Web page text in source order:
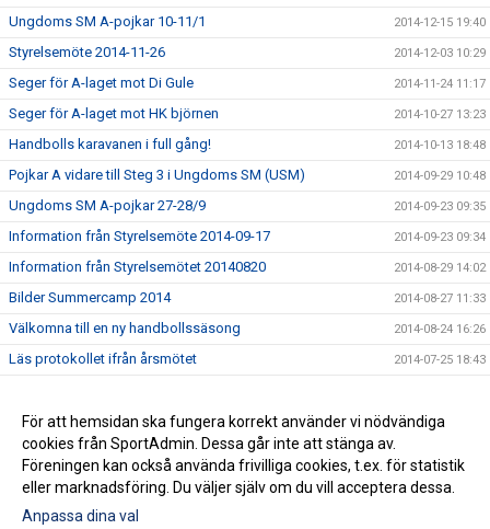
Ungdoms SM A-pojkar 10-11/1 2014-12-15 19:40
Styrelsemöte 2014-11-26 2014-12-03 10:29
Seger för A-laget mot Di Gule 2014-11-24 11:17
Seger för A-laget mot HK björnen 2014-10-27 13:23
Handbolls karavanen i full gång! 2014-10-13 18:48
Pojkar A vidare till Steg 3 i Ungdoms SM (USM) 2014-09-29 10:48
Ungdoms SM A-pojkar 27-28/9 2014-09-23 09:35
Information från Styrelsemöte 2014-09-17 2014-09-23 09:34
Information från Styrelsemötet 20140820 2014-08-29 14:02
Bilder Summercamp 2014 2014-08-27 11:33
Välkomna till en ny handbollssäsong 2014-08-24 16:26
Läs protokollet ifrån årsmötet 2014-07-25 18:43
Handbollens dag 2014 2014-06-02 12:44
Styrelseprotokoll 2014-04-24 2014-06-01 12:45
För att hemsidan ska fungera korrekt använder vi nödvändiga
cookies från SportAdmin. Dessa går inte att stänga av.
Föreningen kan också använda frivilliga cookies, t.ex. för statistik
eller marknadsföring. Du väljer själv om du vill acceptera dessa.
Anpassa dina val